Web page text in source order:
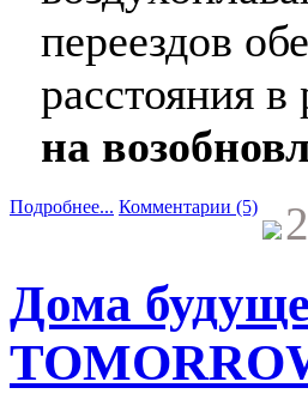
переездов
расстояния
на
Подробнее... Комментарии (5)
Дома